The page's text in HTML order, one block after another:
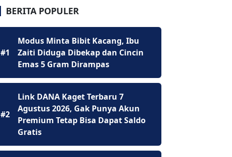
BERITA POPULER
#1
Modus Minta Bibit Kacang, Ibu
Zaiti Diduga Dibekap dan Cincin
Emas 5 Gram Dirampas
#2
Link DANA Kaget Terbaru 7
Agustus 2026, Gak Punya Akun
Premium Tetap Bisa Dapat Saldo
Gratis